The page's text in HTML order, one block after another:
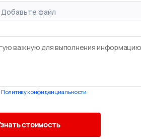
Добавьте файл
Политику конфиденциальности